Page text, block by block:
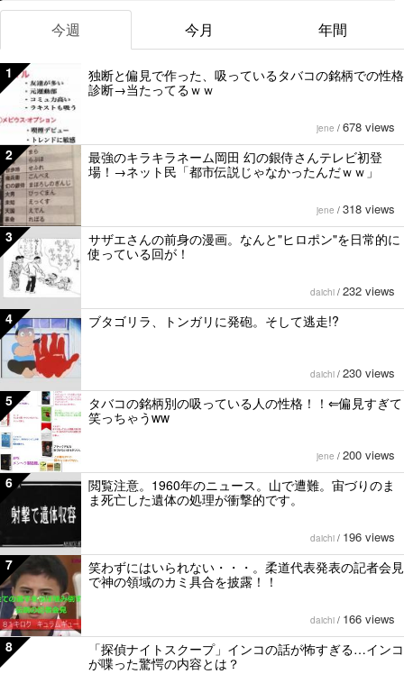
今週 今月 年間
1
独断と偏見で作った、吸っているタバコの銘柄での性格
診断→当たってるｗｗ
jene / 678 views
2
最強のキラキラネーム岡田 幻の銀侍さんテレビ初登
場！→ネット民「都市伝説じゃなかったんだｗｗ」
jene / 318 views
3
サザエさんの前身の漫画。なんと"ヒロポン"を日常的に
使っている回が！
daichi / 232 views
4 ブタゴリラ、トンガリに発砲。そして逃走!?
daichi / 230 views
5
タバコの銘柄別の吸っている人の性格！！⇐偏見すぎて
笑っちゃうww
jene / 200 views
6
閲覧注意。1960年のニュース。山で遭難。宙づりのま
ま死亡した遺体の処理が衝撃的です。
daichi / 196 views
7
笑わずにはいられない・・・。柔道代表発表の記者会見
で神の領域のカミ具合を披露！！
daichi / 166 views
8
「探偵ナイトスクープ」インコの話が怖すぎる…インコ
が喋った驚愕の内容とは？